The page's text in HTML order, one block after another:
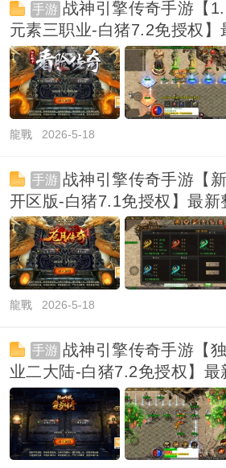
手游 战神引擎传奇手游【
元素三职业-白猪7.2免授权】
色端+
龍戰2026-5-18
手游 战神引擎传奇手游【
开区版-白猪7.1免授权】最新
+安卓
龍戰2026-5-18
手游 战神引擎传奇手游【
业二大陆-白猪7.2免授权】最
端+安